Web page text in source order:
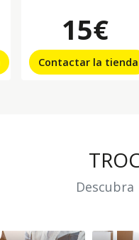
15€
Contactar la tienda